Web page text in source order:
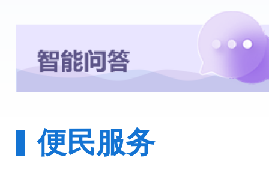
便民服务